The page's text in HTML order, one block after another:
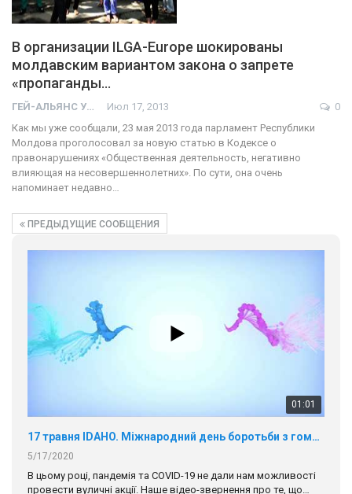
В организации ILGA-Europe шокированы
молдавским вариантом закона о запрете
«пропаганды…
ГЕЙ-АЛЬЯНС УКРАИНА Июл 17, 2013
0
Как мы уже сообщали, 23 мая 2013 года парламент Республики
Молдова проголосовал за новую статью в Кодексе о
правонарушениях «Общественная деятельность, негативно
влияющая на несовершеннолетних». По сути, она очень
напоминает недавно…
ПРЕДЫДУЩИЕ СООБЩЕНИЯ
01:01
17 травня IDAHO. Міжнародний день боротьби з гомофобією трансфобією і біфобія.
5/17/2020
В цьому році, пандемія та COVІD-19 не дали нам можливості
провести вуличні акції. Наше відео-звернення про те, що